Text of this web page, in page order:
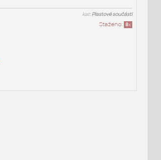
kat:Plastové součásti
Staženo: 8x